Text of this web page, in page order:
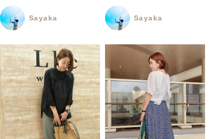
Sayaka Sayaka